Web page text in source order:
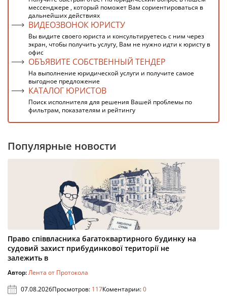
мессенджере , который поможет Вам сориентироваться в
дальнейших действиях
ВИДЕОЗВОНОК ЮРИСТУ
Вы видите своего юриста и консультируетесь с ним через
экран, чтобы получить услугу, Вам не нужно идти к юристу в
офис
ОБЪЯВИТЕ СОБСТВЕННЫЙ ТЕНДЕР
На выполнение юридической услуги и получите самое
выгодное предложение
КАТАЛОГ ЮРИСТОВ
Поиск исполнителя для решения Вашей проблемы по
фильтрам, показателям и рейтингу
Популярные новости
Право співвласника багатоквартирного будинку на
судовий захист прибудинкової території не
залежить в
Автор:Лента от Протокола
07.08.2026Просмотров: 117Коментарии:0